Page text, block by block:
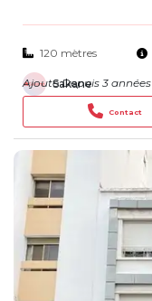
120 mètres
Sakane
Contact
Ajouté Depuis 3 années